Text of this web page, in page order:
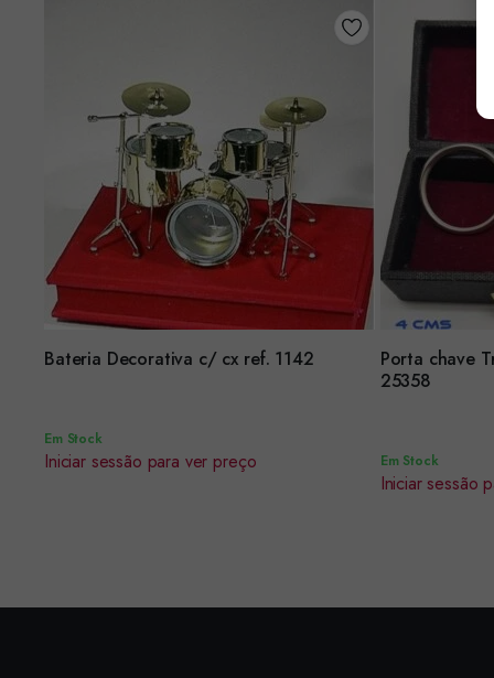
Bateria Decorativa c/ cx ref. 1142
Encomendar
Em Stock
Iniciar sessão para ver preço
Porta chave
25358
Encomendar
Em Stock
Iniciar sessão